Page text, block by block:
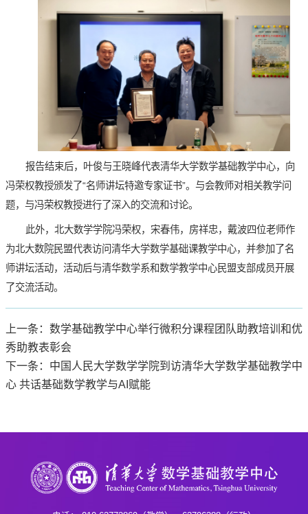
报告结束后，叶俊与王晓峰代表清华大学数学基础教学中心，向
冯荣权教授颁发了“名师讲坛特邀专家证书”。与会教师对相关教学问
题，与冯荣权教授进行了深入的交流和讨论。
此外，北大数学学院冯荣权，宋春伟，房祥忠，戴波四位老师作
为北大数院民盟代表访问清华大学数学基础课教学中心，并参加了名
师讲坛活动，活动后与清华数学系和数学教学中心民盟支部成员开展
了交流活动。
上一条：数学基础教学中心举行微积分课程团队助教培训和优
秀助教表彰会
下一条：中国人民大学数学学院到访清华大学数学基础教学中
心 共话基础数学教学与AI赋能